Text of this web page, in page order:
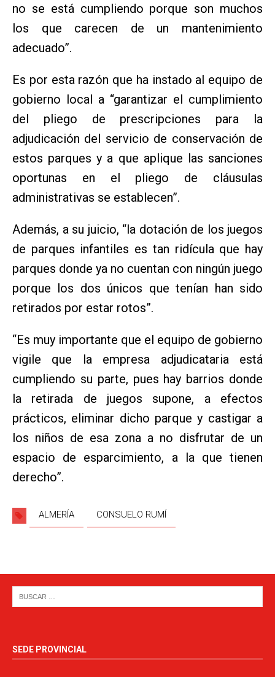
no se está cumpliendo porque son muchos
los que carecen de un mantenimiento
adecuado”.
Es por esta razón que ha instado al equipo de
gobierno local a “garantizar el cumplimiento
del pliego de prescripciones para la
adjudicación del servicio de conservación de
estos parques y a que aplique las sanciones
oportunas en el pliego de cláusulas
administrativas se establecen”.
Además, a su juicio, “la dotación de los juegos
de parques infantiles es tan ridícula que hay
parques donde ya no cuentan con ningún juego
porque los dos únicos que tenían han sido
retirados por estar rotos”.
“Es muy importante que el equipo de gobierno
vigile que la empresa adjudicataria está
cumpliendo su parte, pues hay barrios donde
la retirada de juegos supone, a efectos
prácticos, eliminar dicho parque y castigar a
los niños de esa zona a no disfrutar de un
espacio de esparcimiento, a la que tienen
derecho”.
ALMERÍA CONSUELO RUMÍ
SEDE PROVINCIAL